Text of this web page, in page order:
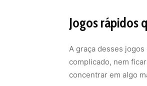
Jogos rápidos
A graça desses
complicado, nem
concentrar em algo